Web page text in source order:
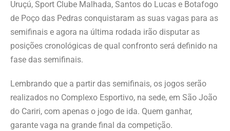
Uruçú, Sport Clube Malhada, Santos do Lucas e Botafogo
de Poço das Pedras conquistaram as suas vagas para as
semifinais e agora na última rodada irão disputar as
posições cronológicas de qual confronto será definido na
fase das semifinais.
Lembrando que a partir das semifinais, os jogos serão
realizados no Complexo Esportivo, na sede, em São João
do Cariri, com apenas o jogo de ida. Quem ganhar,
garante vaga na grande final da competição.